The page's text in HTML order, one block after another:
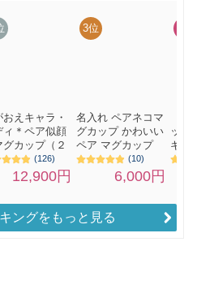
ングをもっと見る